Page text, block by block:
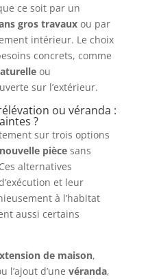
ce soit par un
gros travauxou par
intérieur. Le choix
concrets, comme
ou
sur l’extérieur.
ou véranda :
?
sur trois options
nouvelle piècesans
alternatives
et leur
à l’habitat
aussi certains
de maison,
l’ajout d’une véranda,